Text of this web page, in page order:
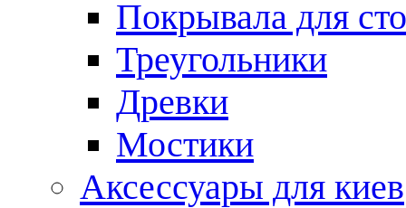
Покрывала для
Треугольники
Древки
Мостики
Аксессуары для киев